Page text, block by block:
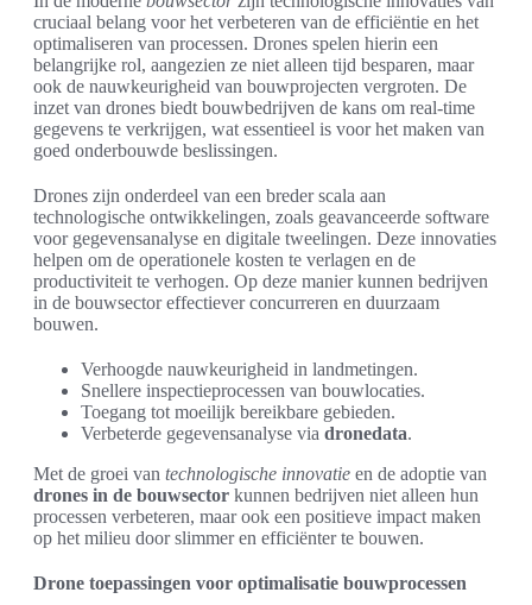
cruciaal belang voor het verbeteren van de efficiëntie en het
optimaliseren van processen. Drones spelen hierin een
belangrijke rol, aangezien ze niet alleen tijd besparen, maar
ook de nauwkeurigheid van bouwprojecten vergroten. De
inzet van drones biedt bouwbedrijven de kans om real-time
gegevens te verkrijgen, wat essentieel is voor het maken van
goed onderbouwde beslissingen.
Drones zijn onderdeel van een breder scala aan
technologische ontwikkelingen, zoals geavanceerde software
voor gegevensanalyse en digitale tweelingen. Deze innovaties
helpen om de operationele kosten te verlagen en de
productiviteit te verhogen. Op deze manier kunnen bedrijven
in de bouwsector effectiever concurreren en duurzaam
bouwen.
Verhoogde nauwkeurigheid in landmetingen.
Snellere inspectieprocessen van bouwlocaties.
Toegang tot moeilijk bereikbare gebieden.
Verbeterde gegevensanalyse via dronedata.
Met de groei van technologische innovatie en de adoptie van
drones in de bouwsector kunnen bedrijven niet alleen hun
processen verbeteren, maar ook een positieve impact maken
op het milieu door slimmer en efficiënter te bouwen.
Drone toepassingen voor optimalisatie bouwprocessen